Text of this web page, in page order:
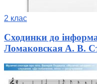
2 клас
Сходинки до
Ломаковская А. В.